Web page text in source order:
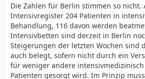
Die Zahlen für Berlin stimmen so nicht.
Intensivregister 204 Patienten in
Behandlung, 116 davon werden
Intensivbetten sind derzeit in Berlin
Steigerungen der letzten Wochen sind
auch belegt, sofern nicht durch ein
für weniger andere
Patienten gesorgt wird. Im Prinzip